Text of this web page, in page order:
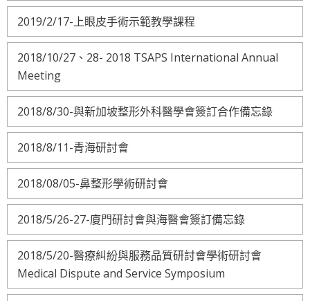
2019/2/17-上眼皮手術示範教學課程
2018/10/27、28- 2018 TSAPS International Annual
Meeting
2018/8/30-與新加坡整形外科醫學會簽訂合作備忘錄
2018/8/11-青海研討會
2018/08/05-鼻整形學術研討會
2018/5/26-27-廈門研討會與海醫會簽訂備忘錄
2018/5/20-醫療糾紛與服務品質研討會學術研討會
Medical Dispute and Service Symposium